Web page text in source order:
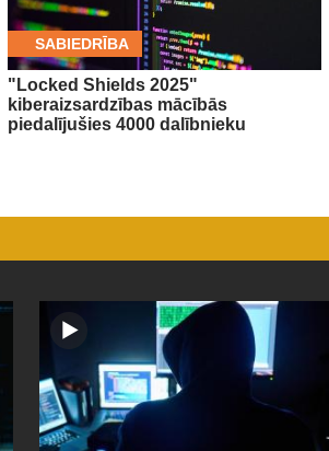
SABIEDRĪBA
"Locked Shields 2025"
kiberaizsardzības mācībās
piedalījušies 4000 dalībnieku